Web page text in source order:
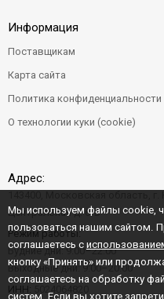
Информация
Поставщикам
Карта сайта
Политика конфиденциальности
О технологии куки (cookie)
Адрес:
Центральная д. 6"Б"
Режим работы:
Будние дни: 9:00–22:00
Выходные дни: 9:00–20:00
ИНН:
Мы используем файлы cookie,
пользоваться нашим сайтом.
соглашаетесь с
кнопку «Принять» или
соглашаетесь на обработку
систем. Если вы хотите